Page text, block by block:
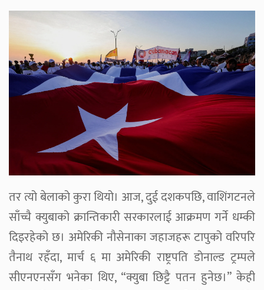
तर त्यो बेलाको कुरा थियो। आज, दुई दशकपछि, वाशिंगटनले
साँच्चै क्युबाको क्रान्तिकारी सरकारलाई आक्रमण गर्ने धम्की
दिइरहेको छ। अमेरिकी नौसेनाका जहाजहरू टापुको वरिपरि
तैनाथ रहँदा, मार्च ६ मा अमेरिकी राष्ट्रपति डोनाल्ड ट्रम्पले
सीएनएनसँग भनेका थिए, “क्युबा छिट्टै पतन हुनेछ।” केही